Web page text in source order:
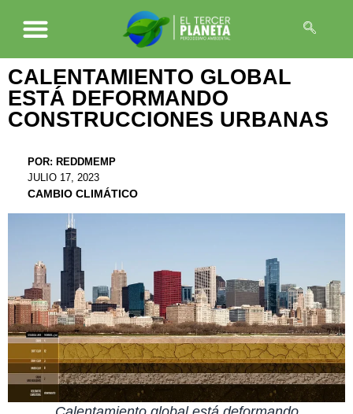
CALENTAMIENTO GLOBAL
ESTÁ DEFORMANDO
CONSTRUCCIONES URBANAS
POR: REDDMEMP
JULIO 17, 2023
CAMBIO CLIMÁTICO